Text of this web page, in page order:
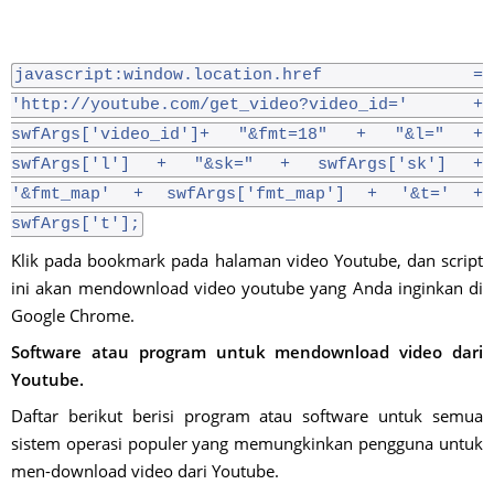
javascript:window.location.href =
'http://youtube.com/get_video?video_id=' +
swfArgs['video_id']+ "&fmt=18" + "&l=" +
swfArgs['l'] + "&sk=" + swfArgs['sk'] +
'&fmt_map' + swfArgs['fmt_map'] + '&t=' +
swfArgs['t'];
Klik pada bookmark pada halaman video Youtube, dan script
ini akan mendownload video youtube yang Anda inginkan di
Google Chrome.
Software atau program untuk mendownload video dari
Youtube.
Daftar berikut berisi program atau software untuk semua
sistem operasi populer yang memungkinkan pengguna untuk
men-download video dari Youtube.